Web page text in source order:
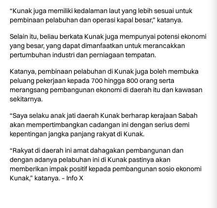
“Kunak juga memiliki kedalaman laut yang lebih sesuai untuk
pembinaan pelabuhan dan operasi kapal besar,” katanya.
Selain itu, beliau berkata Kunak juga mempunyai potensi ekonomi
yang besar, yang dapat dimanfaatkan untuk merancakkan
pertumbuhan industri dan perniagaan tempatan.
Katanya, pembinaan pelabuhan di Kunak juga boleh membuka
peluang pekerjaan kepada 700 hingga 800 orang serta
merangsang pembangunan ekonomi di daerah itu dan kawasan
sekitarnya.
“Saya selaku anak jati daerah Kunak berharap kerajaan Sabah
akan mempertimbangkan cadangan ini dengan serius demi
kepentingan jangka panjang rakyat di Kunak.
“Rakyat di daerah ini amat dahagakan pembangunan dan
dengan adanya pelabuhan ini di Kunak pastinya akan
memberikan impak positif kepada pembangunan sosio ekonomi
Kunak,” katanya. – Info X